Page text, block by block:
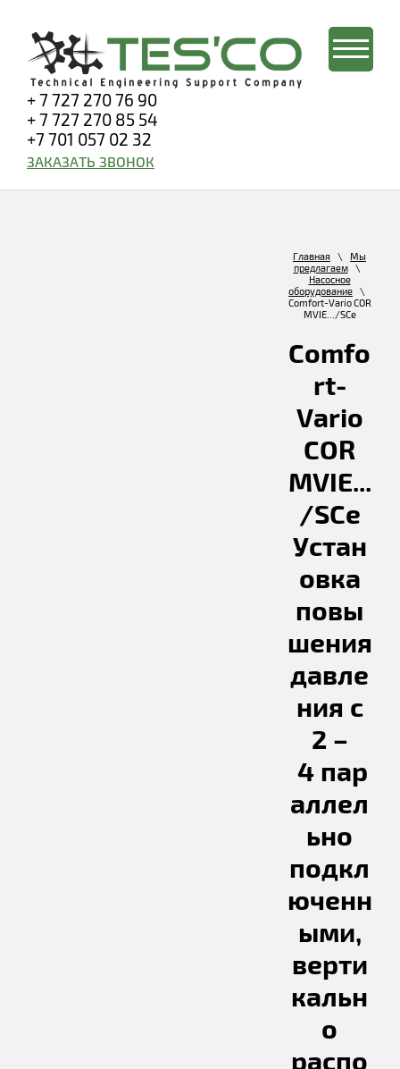
+ 7 727 270 76 90
+ 7 727 270 85 54
+7 701 057 02 32
ЗАКАЗАТЬ ЗВОНОК
Главная \ Мы
предлагаем\
Насосное
оборудование \
Comfort-Vario COR
MVIE.../SCe
Comfo
rt-
Vario
COR
MVIE...
/SCe
Устан
овка
повы
шения
давле
ния с
2 –
4 пар
аллел
ьно
подкл
юченн
ыми,
верти
кальн
о